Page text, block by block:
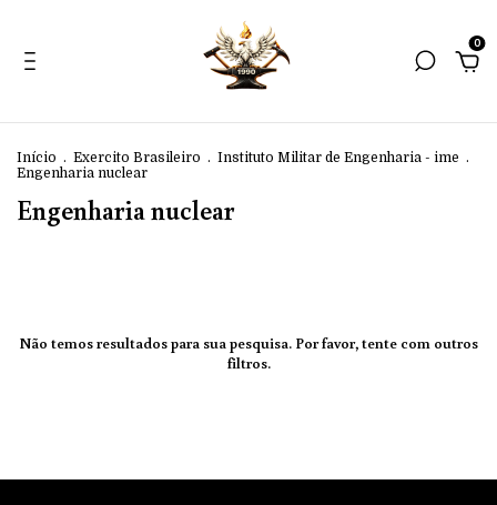
0
Início . Exercito Brasileiro . Instituto Militar de Engenharia - ime .
Engenharia nuclear
Engenharia nuclear
Não temos resultados para sua pesquisa. Por favor, tente com outros
filtros.